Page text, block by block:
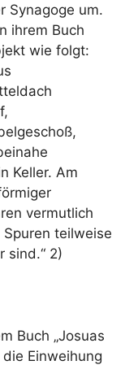
Synagoge um.
ihrem Buch
wie folgt:
Keller. Am
vermutlich
teilweise
sind.“ 2)
Buch „Josuas
Einweihung